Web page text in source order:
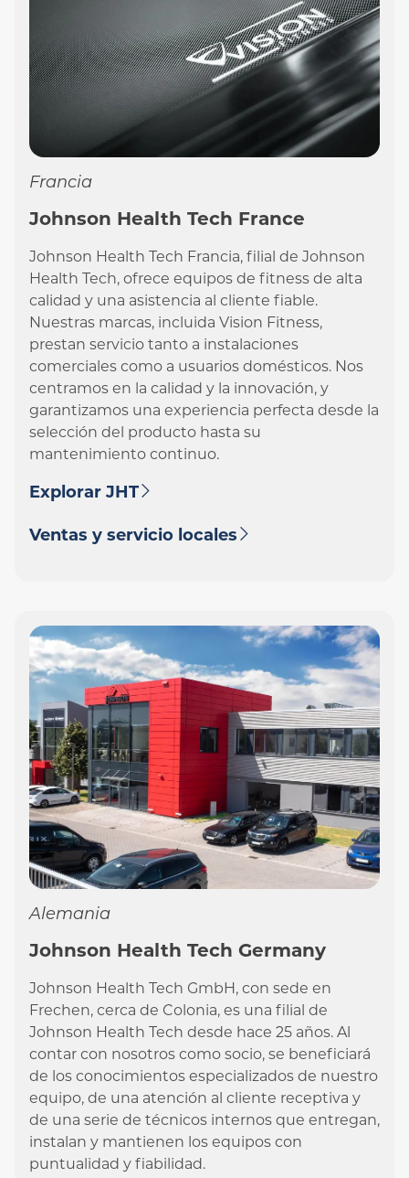
Francia
Johnson Health Tech France
Johnson Health Tech Francia, filial de Johnson
Health Tech, ofrece equipos de fitness de alta
calidad y una asistencia al cliente fiable.
Nuestras marcas, incluida Vision Fitness,
prestan servicio tanto a instalaciones
comerciales como a usuarios domésticos. Nos
centramos en la calidad y la innovación, y
garantizamos una experiencia perfecta desde la
selección del producto hasta su
mantenimiento continuo.
Explorar JHT
Ventas y servicio locales
Alemania
Johnson Health Tech Germany
Johnson Health Tech GmbH, con sede en
Frechen, cerca de Colonia, es una filial de
Johnson Health Tech desde hace 25 años. Al
contar con nosotros como socio, se beneficiará
de los conocimientos especializados de nuestro
equipo, de una atención al cliente receptiva y
de una serie de técnicos internos que entregan,
instalan y mantienen los equipos con
puntualidad y fiabilidad.